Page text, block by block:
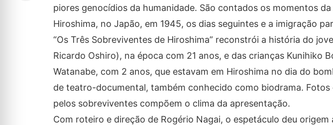
piores genocídios da humanidade. São contados os momentos
Hiroshima, no Japão, em 1945, os dias seguintes e a imigração
“Os Três Sobreviventes de Hiroshima” reconstrói a história do
Ricardo Oshiro), na época com 21 anos, e das crianças Kunihiko
Watanabe, com 2 anos, que estavam em Hiroshima no dia do
de teatro-documental, também conhecido como biodrama.
pelos sobreviventes compõem o clima da apresentação.
Com roteiro e direção de Rogério Nagai, o espetáculo deu